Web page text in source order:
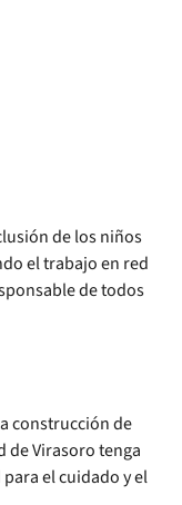
de los niños
el trabajo en red
de todos
construcción de
de Virasoro tenga
el cuidado y el